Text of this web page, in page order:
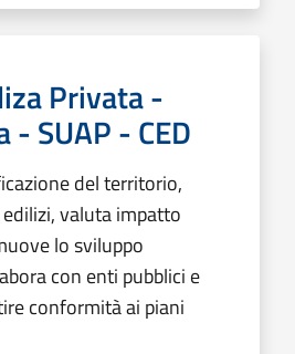
Privata -
- SUAP - CED
del territorio,
valuta impatto
lo sviluppo
con enti pubblici e
conformità ai piani